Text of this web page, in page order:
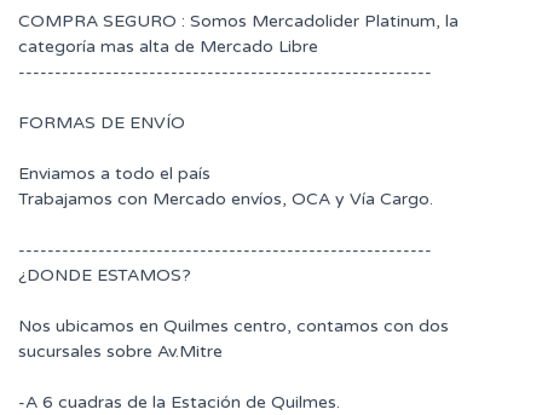
COMPRA SEGURO : Somos Mercadolider Platinum, la
categoría mas alta de Mercado Libre
---------------------------------------------------------
FORMAS DE ENVÍO
Enviamos a todo el país
Trabajamos con Mercado envíos, OCA y Vía Cargo.
---------------------------------------------------------
¿DONDE ESTAMOS?
Nos ubicamos en Quilmes centro, contamos con dos
sucursales sobre Av.Mitre
-A 6 cuadras de la Estación de Quilmes.